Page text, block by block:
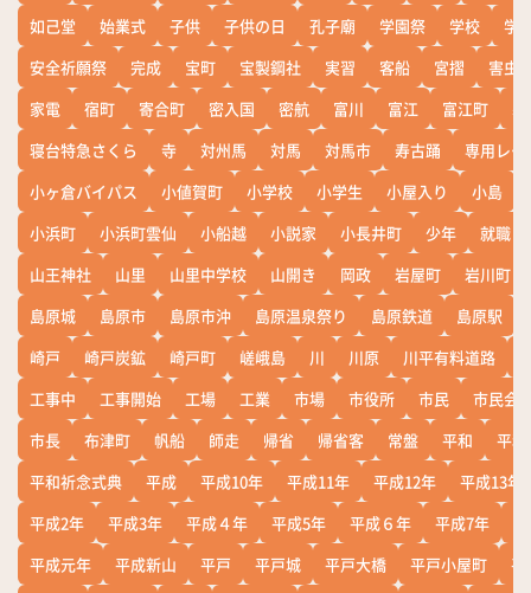
如己堂
始業式 子供 子供の日 孔子廟 学園祭 学校
学
安全祈願祭
完成 宝町 宝製鋼社 実習 客船 宮摺
害虫
家電
宿町 寄合町 密入国 密航 富川 富江 富江町
寝台特急さくら
寺 対州馬 対馬 対馬市 寿古踊
専用レー
小ヶ倉バイパス
小値賀町 小学校 小学生 小屋入り 小島
小浜町
小浜町雲仙 小船越 小説家 小長井町 少年
就職
山王神社
山里 山里中学校 山開き 岡政 岩屋町
岩川町
島原城
島原市 島原市沖 島原温泉祭り 島原鉄道 島原駅
崎戸
崎戸炭鉱 崎戸町 嵯峨島 川 川原 川平有料道路
工事中
工事開始 工場 工業 市場 市役所 市民
市民会
市長
布津町 帆船 師走 帰省 帰省客 常盤 平和
平
平和祈念式典
平成 平成10年 平成11年 平成12年
平成13年
平成2年
平成3年 平成４年 平成5年 平成６年 平成7年
平成元年
平成新山 平戸 平戸城 平戸大橋 平戸小屋町
平